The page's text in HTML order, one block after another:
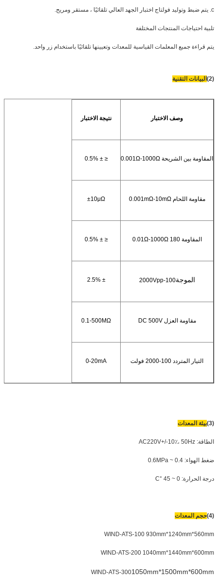
c. يتم ضبط وتوليد فولتاج اختبار الجهد العالي تلقائيًا ، مستقر ومريح.
تلبية احتياجات المنتجات المختلفة
يتم قراءة جميع المعلمات القياسية للمعدات وتعيينها تلقائيًا باستخدام زر واحد.
(2) البيانات التقنية
وصف الاختبار نتيجة الاختبار
المقاومة بين الشريحة 0.001Ω-1000Ω ≤ ± 0.5%
مقاومة اللحام 0.001mΩ-10mΩ ±10μΩ
المقاومة 180 0.01Ω-1000Ω ≤ ± 0.5%
الموجة100-2000Vpp
± 2.5%
مقاومة العزل DC 500V 0.1-500MΩ
التيار المتردد 100-2000 فولت 0-20mA
(3) بيئة المعدات
الطاقة: AC220V+/-10٪، 50Hz
ضغط الهواء: 0.4 ~ 0.6MPa
درجة الحرارة: 0 ~ 45 °C
(4) حجم المعدات
WIND-ATS-100 930mm*1240mm*560mm
WIND-ATS-200 1040mm*1440mm*600mm
WIND-ATS-3001050mm*1500mm*600mm